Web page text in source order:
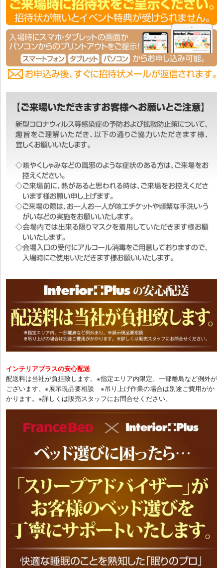
インテリアプラスの安心配送
配送料は当社が負担致します。※指定エリア内限定。一部離島など例外が
ございます。※展示現品要相談 ※吊り上げ作業の場合は別途ご費用がか
かります。※詳しくは販売スタッフにお問合せください。